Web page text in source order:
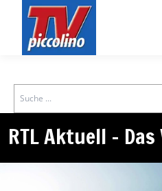
Search
RTL Aktuell –